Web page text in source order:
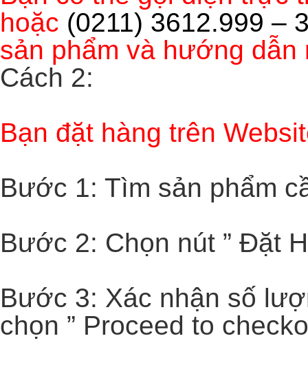
hoặc (0211) 3612.999 –
sản phẩm và hướng dẫn
Cách 2:
Bạn đặt hàng trên
Bước 1: Tìm sản phẩm
Bước 2: Chọn nút ” Đặt
Bước 3: Xác nhận số
chọn ” Proceed to